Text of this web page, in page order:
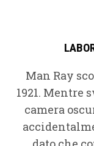
LAB RAYOGRAMMI
CORSO SVILUPPO E
NOLEGGIO
RITRATTO DI
WEDDING
NOLEGGIO STUDIO
Man Ray
1921. Mentre
camera